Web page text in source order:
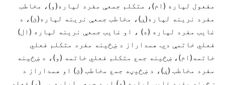
مفعول لپاره (ام)، متکلم جمعې مفرد لپاره(و)، مخاطب
مفرد نرینه لپاره(ې)، مخاطب جمعې نرینه لپاره(ئ)، د
غایب مفرد لپاره (ه) ، او غایب جمعې نرینه لپاره (ال)
فعلي خاتمې دي. همداراز د ښځینه مفرد متکلم فعلي
خاتمه(ام)، ښځينه جمع متکلم فعلي خاتمه (و)، د ښځينه
مفرد مخاطب (ې)، د ښځيڼه جمع مخاطب (ئ) او همداراز د